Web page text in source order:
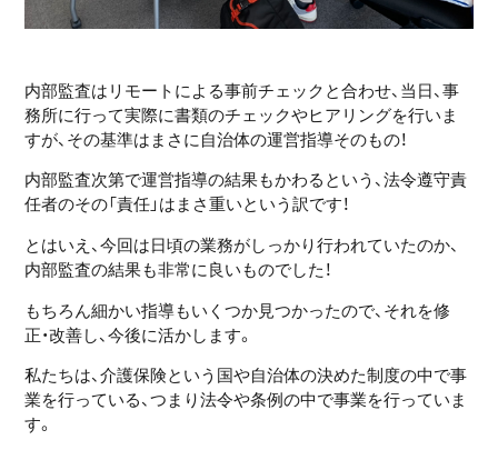
内部監査はリモートによる事前チェックと合わせ、当日、事
務所に行って実際に書類のチェックやヒアリングを行いま
すが、その基準はまさに自治体の運営指導そのもの！
内部監査次第で運営指導の結果もかわるという、法令遵守責
任者のその「責任」はまさ重いという訳です！
とはいえ、今回は日頃の業務がしっかり行われていたのか、
内部監査の結果も非常に良いものでした！
もちろん細かい指導もいくつか見つかったので、それを修
正・改善し、今後に活かします。
私たちは、介護保険という国や自治体の決めた制度の中で事
業を行っている、つまり法令や条例の中で事業を行っていま
す。